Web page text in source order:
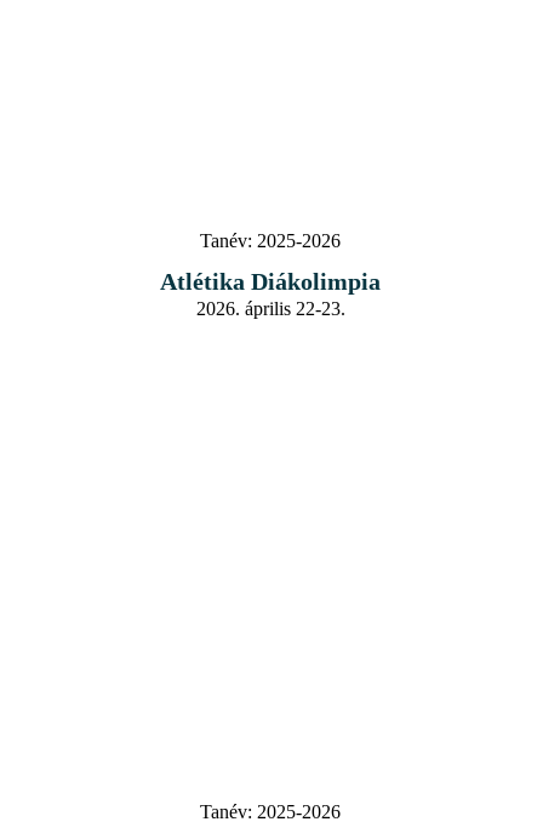
Tanév: 2025-2026
Atlétika Diákolimpia
2026. április 22-23.
Tanév: 2025-2026